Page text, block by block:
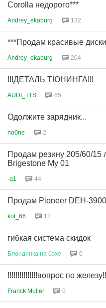
Corolla недорого***
Andrey_ekaburg 132
***Продам красивые
Andrey_ekaburg 204
!!!ДЕТАЛЬ ТЮНИНГА!!!
AUDI_TTS 65
Одолжите зарядник...
no0ne 2
Продам резину 205/60/15
Brigestone My 01
-q1 44
Продам Pioneer DEH-3900
kot_66 12
гибкая система скидок
Блондинка на бэхе 0
!!!!!!!!!!!!!!!вопрос по
Franck Muller 0